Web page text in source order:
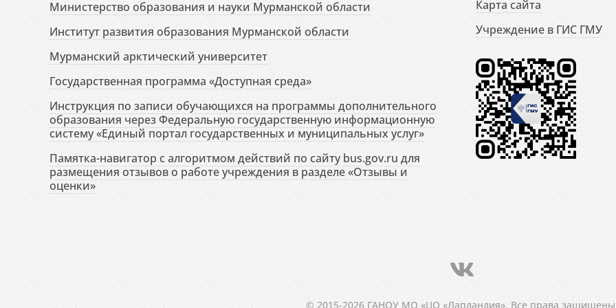
Министерство образования и науки Мурманской области
Институт развития образования Мурманской области
Мурманский арктический университет
Государственная программа «Доступная среда»
Инструкция по записи обучающихся на программы дополнительного
образования через Федеральную государственную информационную
систему «Единый портал государственных и муниципальных услуг»
Памятка-навигатор с алгоритмом действий по сайту bus.gov.ru для
размещения отзывов о работе учреждения в разделе «Отзывы и
оценки»
Карта сайта
Учреждение в ГИС ГМУ
© 2015-2026 ГАНОУ МО «ЦО «Лапландия». Все права